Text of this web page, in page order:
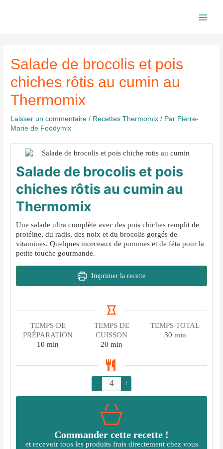
Salade de brocolis et pois
chiches rôtis au cumin au
Thermomix
Laisser un commentaire / Recettes Thermomix / Par Pierre-
Marie de Foodymix
Salade de brocolis et pois
chiches rôtis au cumin au
Thermomix
Une salade ultra complète avec des pois chiches remplit de
protéine, du radis, des noix et du brocolis gorgés de
vitamines. Quelques morceaux de pommes et de féta pour la
petite touche gourmande.
Imprimer la recette
TEMPS DE
PRÉPARATION
10 minutes
min
TEMPS DE
CUISSON
20 minutes
min
TEMPS TOTAL
30minutes
min
– +
Commander cette recette !
et recevoir tous les produits frais directement chez vous